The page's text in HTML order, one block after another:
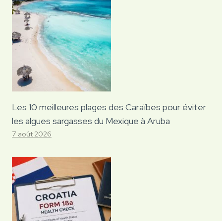
Les 10 meilleures plages des Caraïbes pour éviter
les algues sargasses du Mexique à Aruba
7 août 2026